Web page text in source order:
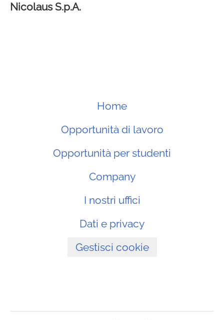
NicolausS.p.A.
Home
Opportunità di lavoro
Opportunità per studenti
Company
I nostri uffici
Dati e privacy
Gestisci cookie